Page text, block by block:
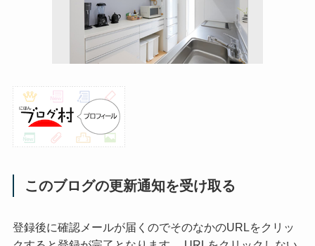
このブログの更新通知を受け取る
登録後に確認メールが届くのでそのなかのURLをクリッ